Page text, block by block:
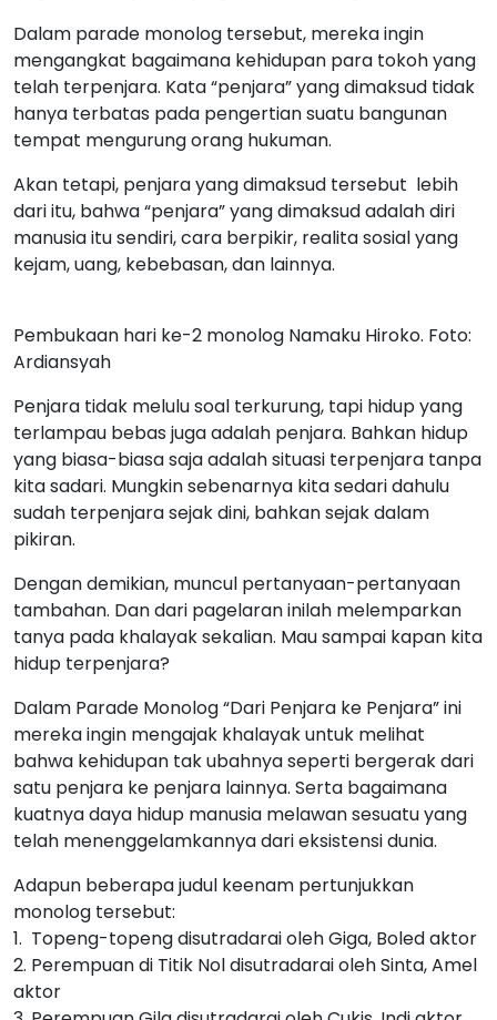
Dalam parade monolog tersebut, mereka ingin
mengangkat bagaimana kehidupan para tokoh yang
telah terpenjara. Kata “penjara” yang dimaksud tidak
hanya terbatas pada pengertian suatu bangunan
tempat mengurung orang hukuman.
Akan tetapi, penjara yang dimaksud tersebut lebih
dari itu, bahwa “penjara” yang dimaksud adalah diri
manusia itu sendiri, cara berpikir, realita sosial yang
kejam, uang, kebebasan, dan lainnya.
Pembukaan hari ke-2 monolog Namaku Hiroko. Foto:
Ardiansyah
Penjara tidak melulu soal terkurung, tapi hidup yang
terlampau bebas juga adalah penjara. Bahkan hidup
yang biasa-biasa saja adalah situasi terpenjara tanpa
kita sadari. Mungkin sebenarnya kita sedari dahulu
sudah terpenjara sejak dini, bahkan sejak dalam
pikiran.
Dengan demikian, muncul pertanyaan-pertanyaan
tambahan. Dan dari pagelaran inilah melemparkan
tanya pada khalayak sekalian. Mau sampai kapan kita
hidup terpenjara?
Dalam Parade Monolog “Dari Penjara ke Penjara” ini
mereka ingin mengajak khalayak untuk melihat
bahwa kehidupan tak ubahnya seperti bergerak dari
satu penjara ke penjara lainnya. Serta bagaimana
kuatnya daya hidup manusia melawan sesuatu yang
telah menenggelamkannya dari eksistensi dunia.
Adapun beberapa judul keenam pertunjukkan
monolog tersebut:
1. Topeng-topeng disutradarai oleh Giga, Boled aktor
2. Perempuan di Titik Nol disutradarai oleh Sinta, Amel
aktor